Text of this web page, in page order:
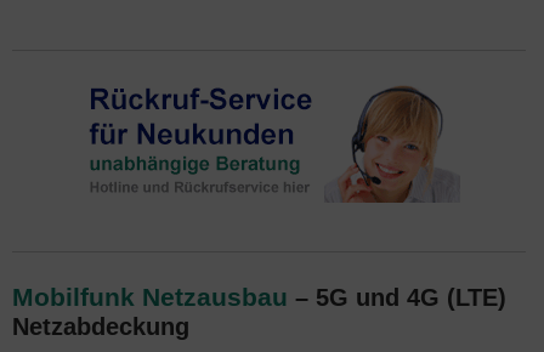
Mobilfunk Netzausbau – 5G und 4G (LTE)
Netzabdeckung